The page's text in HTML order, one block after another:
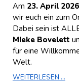
Am 23. April 2026
wir euch ein zum
Dabei sein ist
MIeke Bovelett
für eine
Welt.
WEITERLESEN ...